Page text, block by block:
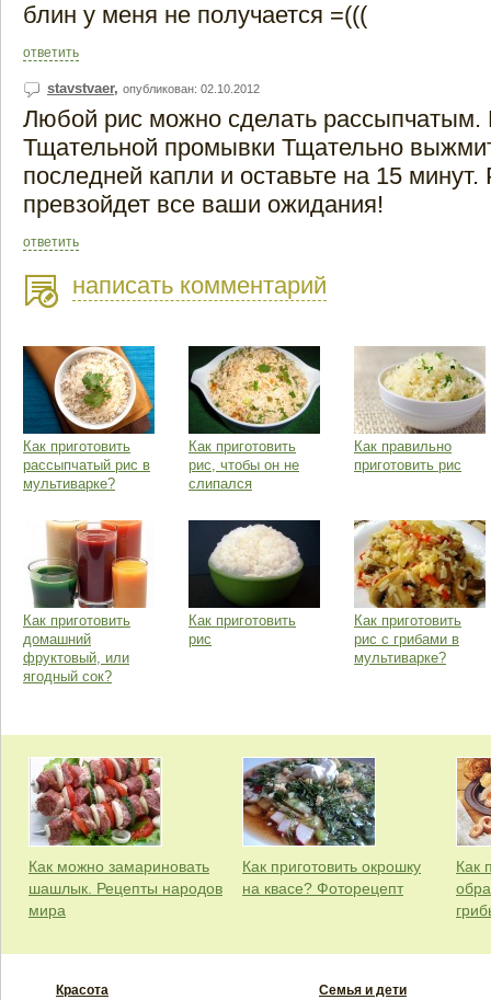
блин у меня не получается =(((
ответить
stavstvaer, опубликован: 02.10.2012
Любой рис можно сделать рассыпчатым.
Тщательной промывки Тщательно
последней капли и оставьте на 15 минут.
превзойдет все ваши ожидания!
ответить
написать комментарий
Как приготовить
рассыпчатый рис в
мультиварке?
Как приготовить
рис, чтобы он не
слипался
Как правильно
приготовить рис
Как приготовить
домашний
фруктовый, или
ягодный сок?
Как приготовить
рис
Как приготовить
рис с грибами в
мультиварке?
Как можно замариновать
шашлык. Рецепты народов
мира
Как приготовить окрошку
на квасе? Фоторецепт
Как
Красота
Семья и дети